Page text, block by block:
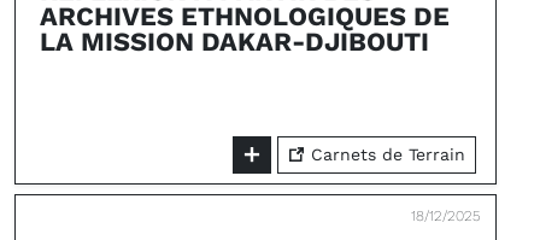
ARCHIVES ETHNOLOGIQUES DE
LA MISSION DAKAR-DJIBOUTI
Carnets de Terrain
18/12/2025